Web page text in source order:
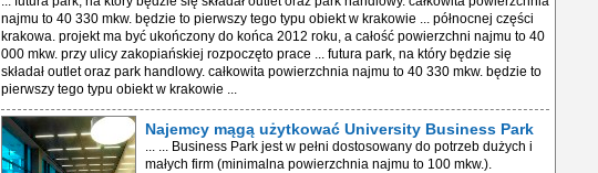
najmu to 40 330 mkw. będzie to pierwszy tego typu obiekt w krakowie ... północnej części
krakowa. projekt ma być ukończony do końca 2012 roku, a całość powierzchni najmu to 40
000 mkw. przy ulicy zakopiańskiej rozpoczęto prace ... futura park, na który będzie się
składał outlet oraz park handlowy. całkowita powierzchnia najmu to 40 330 mkw. będzie to
pierwszy tego typu obiekt w krakowie ...
Najemcy mągą użytkować University Business Park
... ... Business Park jest w pełni dostosowany do potrzeb dużych i
małych firm (minimalna powierzchnia najmu to 100 mkw.).